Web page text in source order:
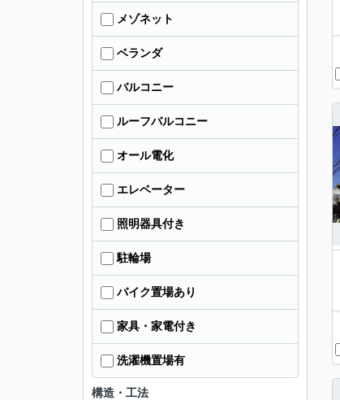
メゾネット
ベランダ
バルコニー
ルーフバルコニー
オール電化
エレベーター
照明器具付き
駐輪場
バイク置場あり
家具・家電付き
洗濯機置場有
構造・工法